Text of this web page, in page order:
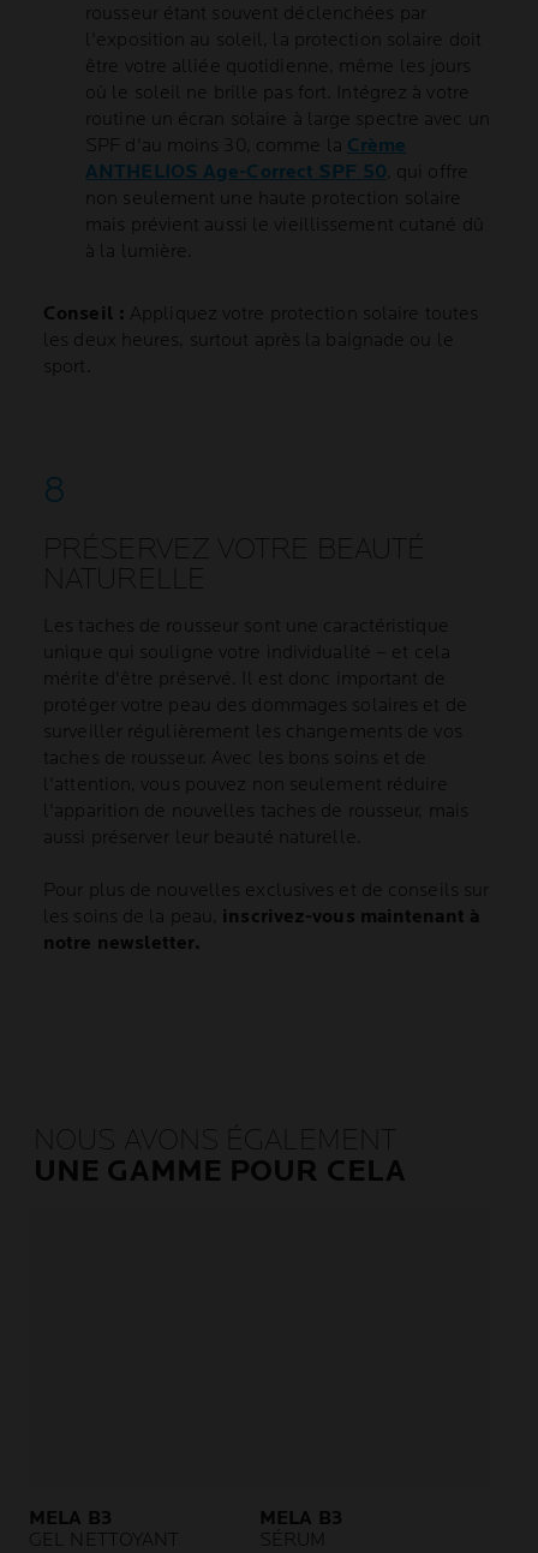
rousseur étant souvent déclenchées par
l'exposition au soleil, la protection solaire doit
être votre alliée quotidienne, même les jours
où le soleil ne brille pas fort. Intégrez à votre
routine un écran solaire à large spectre avec un
SPF d'au moins 30, comme la Crème
ANTHELIOS Age-Correct SPF 50 , qui offre
non seulement une haute protection solaire
mais prévient aussi le vieillissement cutané dû
à la lumière.
Conseil : Appliquez votre protection solaire toutes
les deux heures, surtout après la baignade ou le
sport.
PRÉSERVEZ VOTRE BEAUTÉ
NATURELLE
Les taches de rousseur sont une caractéristique
unique qui souligne votre individualité – et cela
mérite d'être préservé. Il est donc important de
protéger votre peau des dommages solaires et de
surveiller régulièrement les changements de vos
taches de rousseur. Avec les bons soins et de
l'attention, vous pouvez non seulement réduire
l'apparition de nouvelles taches de rousseur, mais
aussi préserver leur beauté naturelle.
Pour plus de nouvelles exclusives et de conseils sur
les soins de la peau, inscrivez-vous maintenant à
notre newsletter.
NOUS AVONS ÉGALEMENT
UNE GAMME POUR CELA
MELA B3
GEL NETTOYANT
MELA B3
SÉRUM